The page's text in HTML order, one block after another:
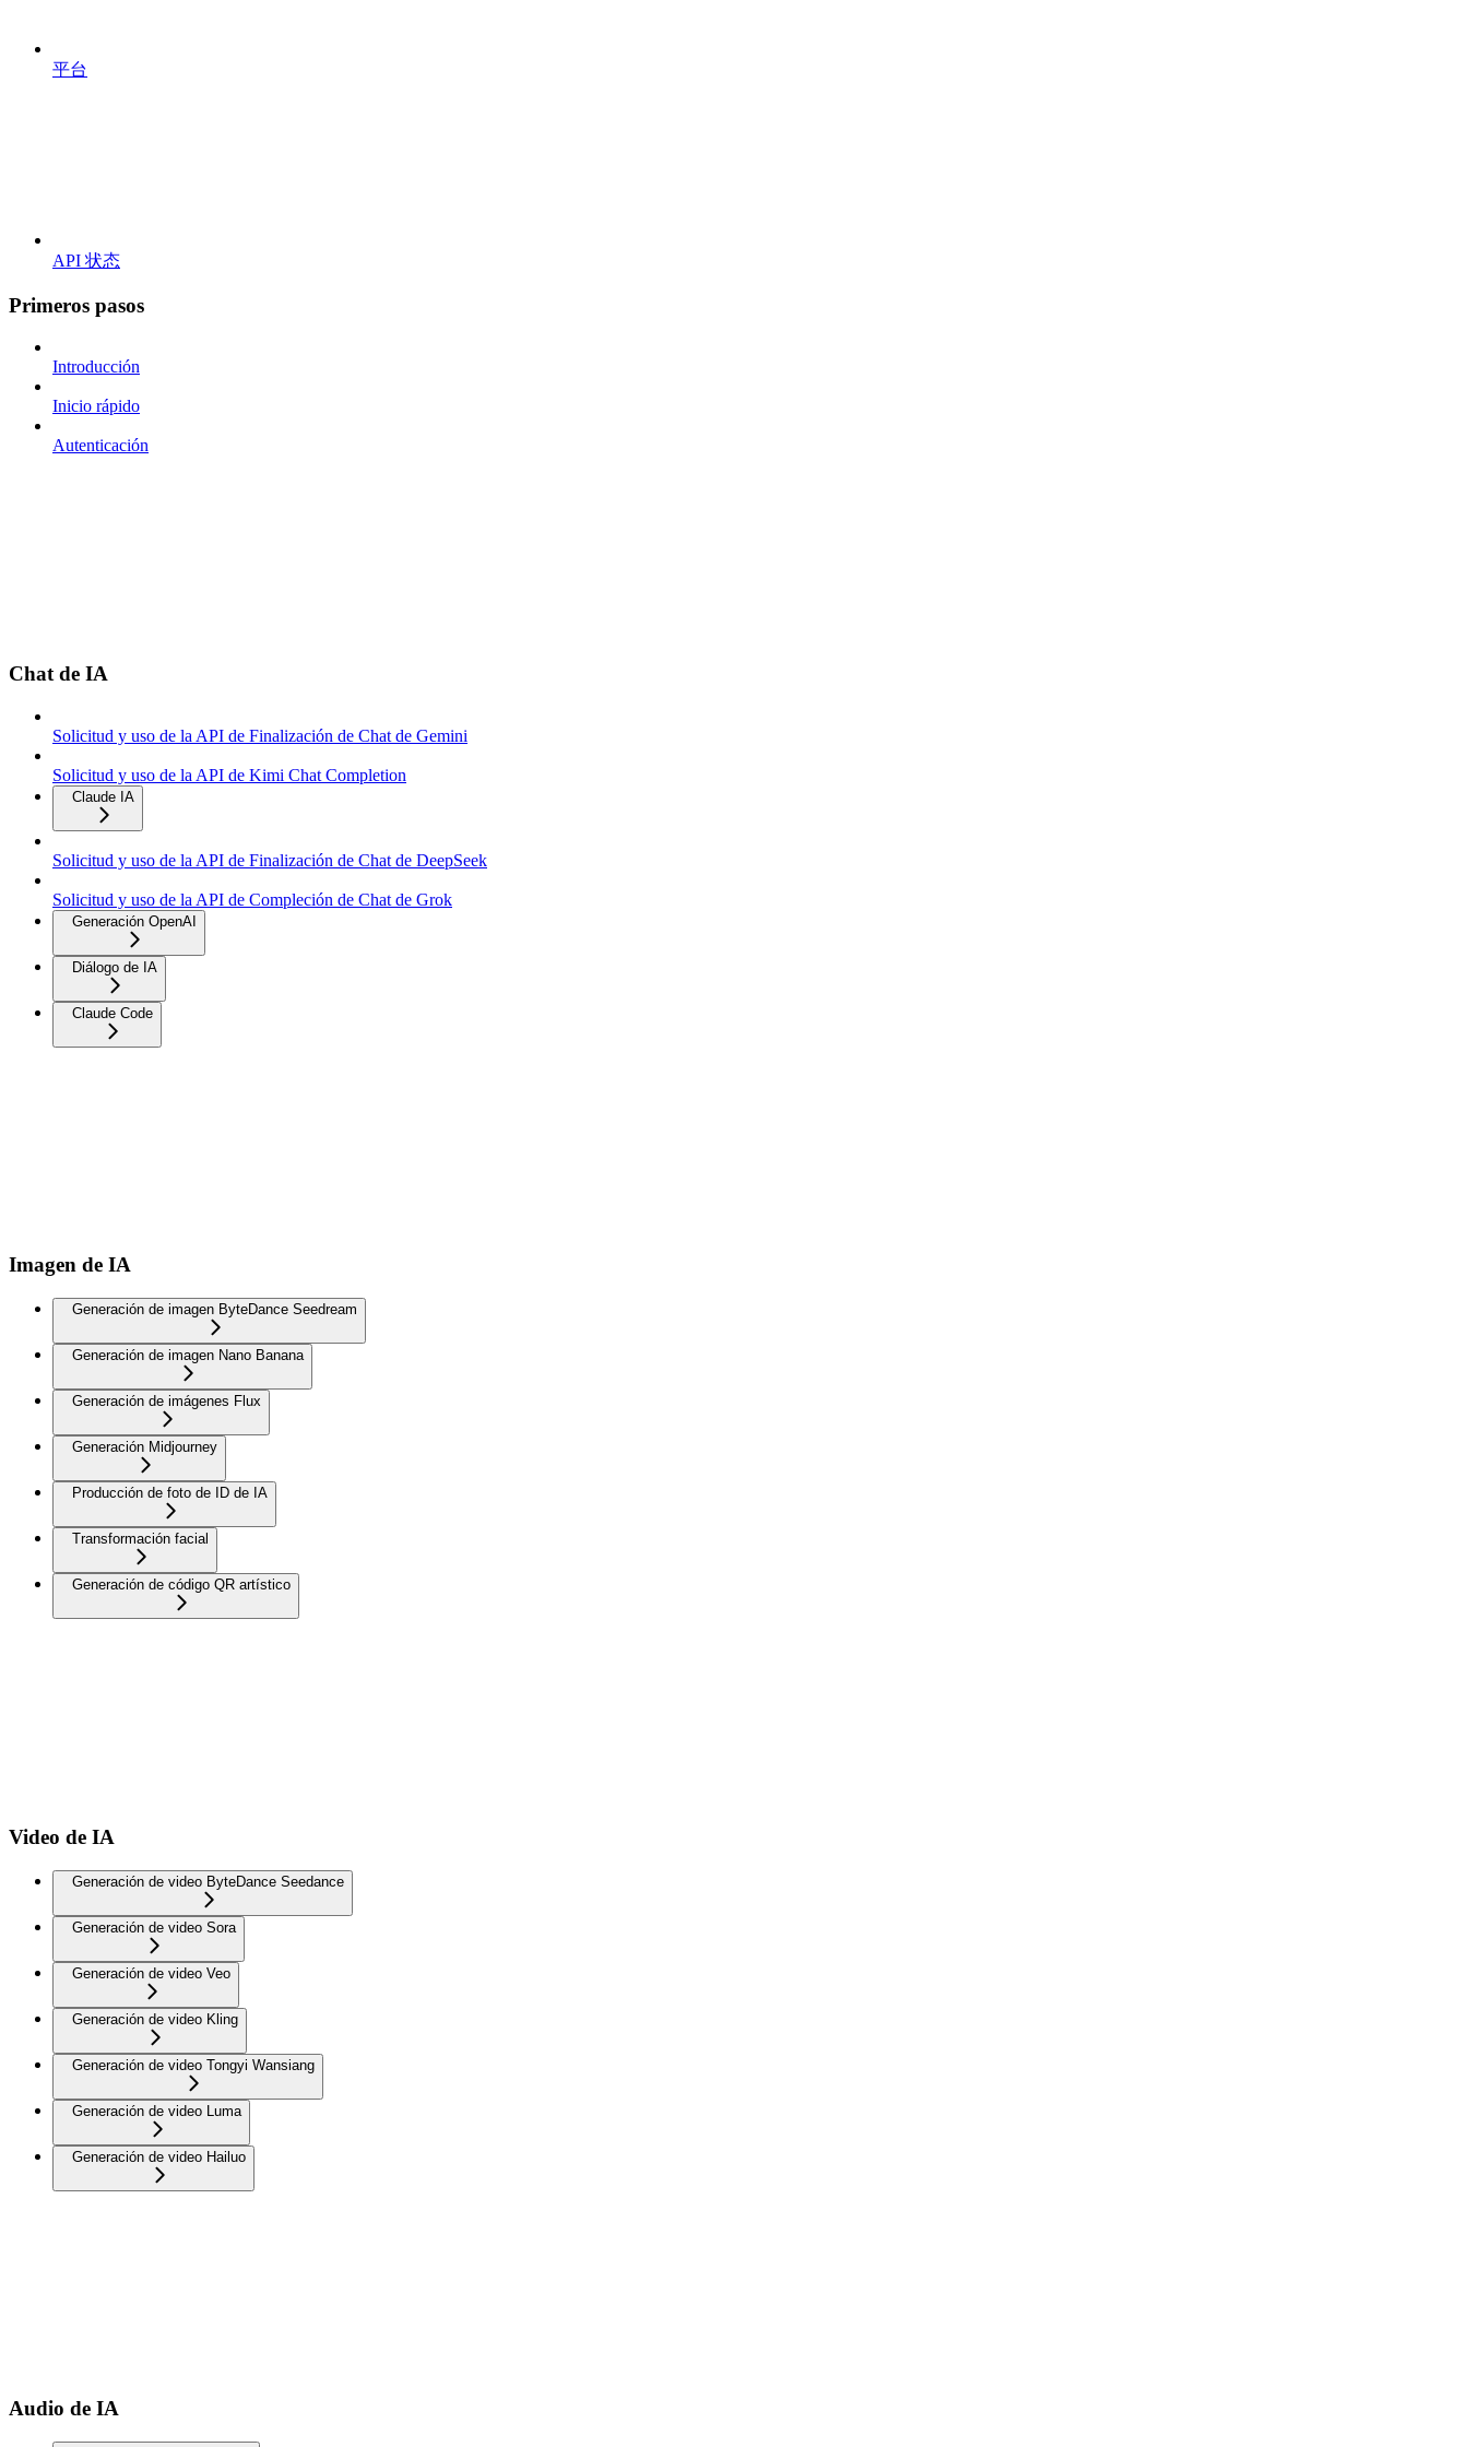
平台
API 状态
Primeros pasos
Introducción
Inicio rápido
Autenticación
Chat de IA
Solicitud y uso de la API de Finalización de Chat de Gemini
Solicitud y uso de la API de Kimi Chat Completion
Claude IA
Solicitud y uso de la API de Finalización de Chat de DeepSeek
Solicitud y uso de la API de Compleción de Chat de Grok
Generación OpenAI
Diálogo de IA
Claude Code
Imagen de IA
Generación de imagen ByteDance Seedream
Generación de imagen Nano Banana
Generación de imágenes Flux
Generación Midjourney
Producción de foto de ID de IA
Transformación facial
Generación de código QR artístico
Video de IA
Generación de video ByteDance Seedance
Generación de video Sora
Generación de video Veo
Generación de video Kling
Generación de video Tongyi Wansiang
Generación de video Luma
Generación de video Hailuo
Audio de IA